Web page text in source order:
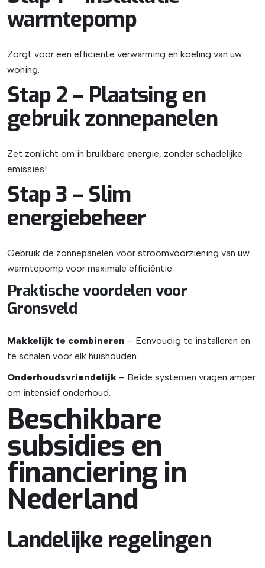
warmtepomp
Zorgt voor een efficiënte verwarming en koeling van uw
woning.
Stap 2 – Plaatsing en
gebruik zonnepanelen
Zet zonlicht om in bruikbare energie, zonder schadelijke
emissies!
Stap 3 – Slim
energiebeheer
Gebruik de zonnepanelen voor stroomvoorziening van uw
warmtepomp voor maximale efficiëntie.
Praktische voordelen voor
Gronsveld
Makkelijk te combineren – Eenvoudig te installeren en
te schalen voor elk huishouden.
Onderhoudsvriendelijk – Beide systemen vragen amper
om intensief onderhoud.
Beschikbare
subsidies en
financiering in
Nederland
Landelijke regelingen